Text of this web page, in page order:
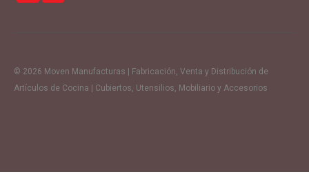
© 2026 Moven Manufacturas | Fabricación, Venta y Distribución de
Artículos de Cocina | Cubiertos, Utensilios, Mobiliario y Accesorios